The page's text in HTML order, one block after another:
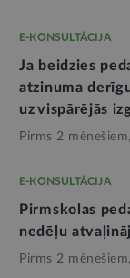
E-KONSULTĀCIJA
Ja beidzies
atzinuma
uz vispārējās
Pirms 2 mēnešiem,
E-KONSULTĀCIJA
Pirmskolas
nedēļu
Pirms 2 mēnešiem,